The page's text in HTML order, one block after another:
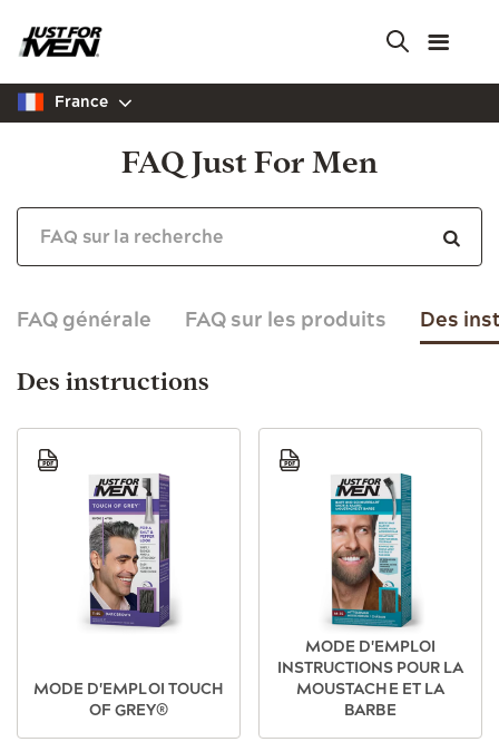
main
content
France
FAQ Just For Men
FAQ générale FAQ sur les produits Des
Des instructions
Image
MODE D'EMPLOI TOUCH
OF GREY®
Image
MODE D'EMPLOI
INSTRUCTIONS POUR LA
MOUSTACHE ET LA
BARBE